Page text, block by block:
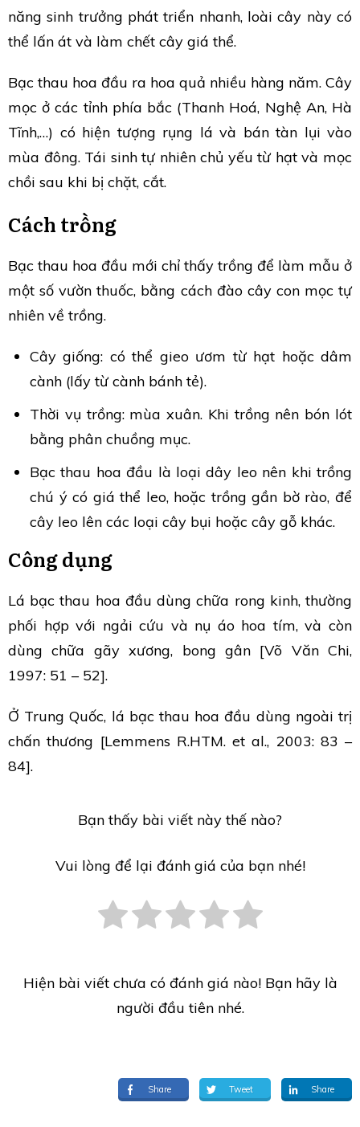
năng sinh trưởng phát triển nhanh, loài cây này có
thể lấn át và làm chết cây giá thể.
Bạc thau hoa đầu ra hoa quả nhiều hàng năm. Cây
mọc ở các tỉnh phía bắc (Thanh Hoá, Nghệ An, Hà
Tĩnh,…) có hiện tượng rụng lá và bán tàn lụi vào
mùa đông. Tái sinh tự nhiên chủ yếu từ hạt và mọc
chồi sau khi bị chặt, cắt.
Cách trồng
Bạc thau hoa đầu mới chỉ thấy trồng để làm mẫu ở
một số vườn thuốc, bằng cách đào cây con mọc tự
nhiên về trồng.
Cây giống: có thể gieo ươm từ hạt hoặc dâm
cành (lấy từ cành bánh tẻ).
Thời vụ trồng: mùa xuân. Khi trồng nên bón lót
bằng phân chuồng mục.
Bạc thau hoa đầu là loại dây leo nên khi trồng
chú ý có giá thể leo, hoặc trồng gần bờ rào, để
cây leo lên các loại cây bụi hoặc cây gỗ khác.
Công dụng
Lá bạc thau hoa đầu dùng chữa rong kinh, thường
phối hợp với ngải cứu và nụ áo hoa tím, và còn
dùng chữa gãy xương, bong gân [Võ Văn Chi,
1997: 51 – 52].
Ở Trung Quốc, lá bạc thau hoa đầu dùng ngoài trị
chấn thương [Lemmens R.HTM. et al., 2003: 83 –
84].
Bạn thấy bài viết này thế nào?
Vui lòng để lại đánh giá của bạn nhé!
Hiện bài viết chưa có đánh giá nào! Bạn hãy là
người đầu tiên nhé.
Share Tweet Share